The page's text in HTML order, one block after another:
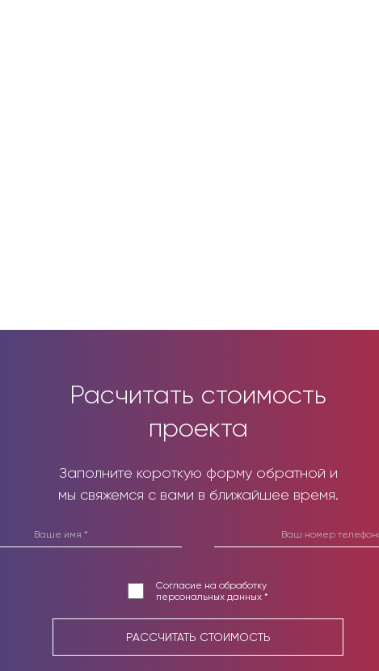
Расчитать стоимость
проекта
Заполните короткую форму обратной и
мы свяжемся с вами в ближайшее время.
Согласие на обработку
персональных данных *
РАССЧИТАТЬ СТОИМОСТЬ